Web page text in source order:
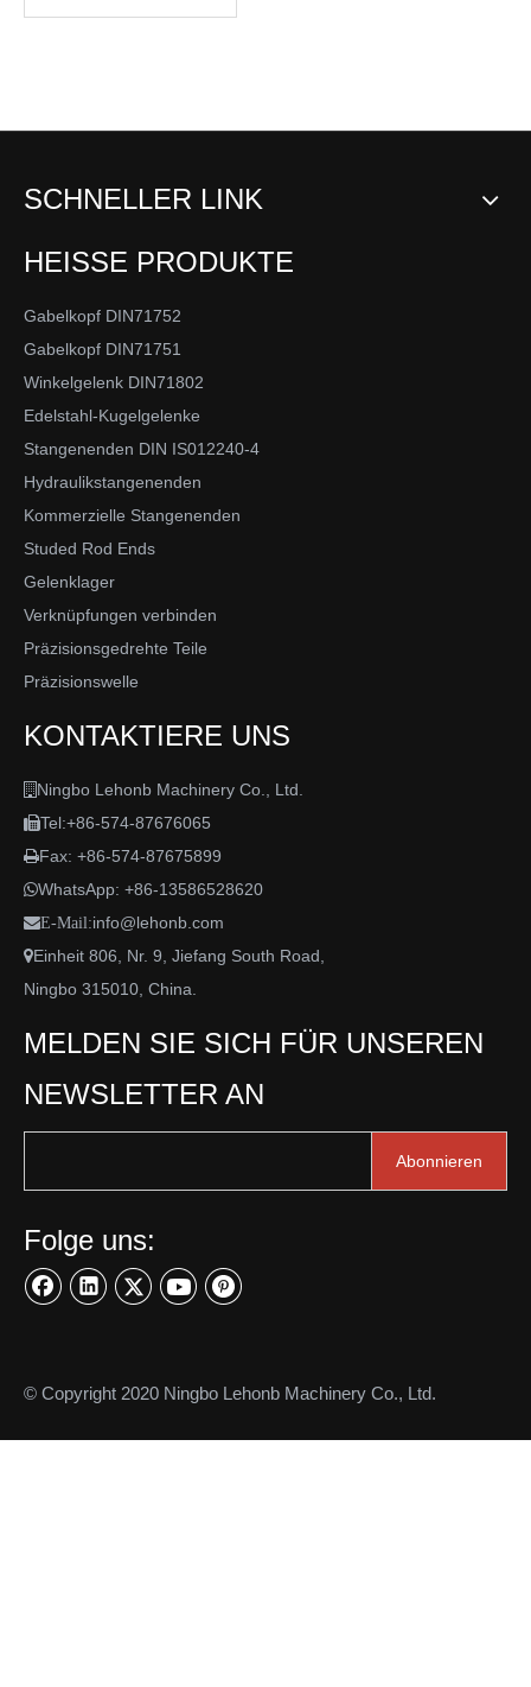
SCHNELLER LINK
HEISSE PRODUKTE
Gabelkopf DIN71752
Gabelkopf DIN71751
Winkelgelenk DIN71802
Edelstahl-Kugelgelenke
Stangenenden DIN IS012240-4
Hydraulikstangenenden
Kommerzielle Stangenenden
Studed Rod Ends
Gelenklager
Verknüpfungen verbinden
Präzisionsgedrehte Teile
Präzisionswelle
KONTAKTIERE UNS
 Ningbo Lehonb Machinery Co., Ltd.
Tel:+86-574-87676065
Fax: +86-574-87675899
WhatsApp: +86-13586528620
E-Mail:info@lehonb.com
Einheit 806, Nr. 9, Jiefang South Road,
Ningbo 315010, China.
MELDEN SIE SICH FÜR UNSEREN
NEWSLETTER AN
Abonnieren
Folge uns:
© Copyright 2020 Ningbo Lehonb Machinery Co., Ltd.